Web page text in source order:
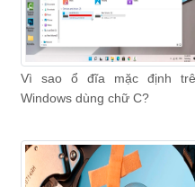
Vì sao ổ đĩa mặc định
Windows dùng chữ C?